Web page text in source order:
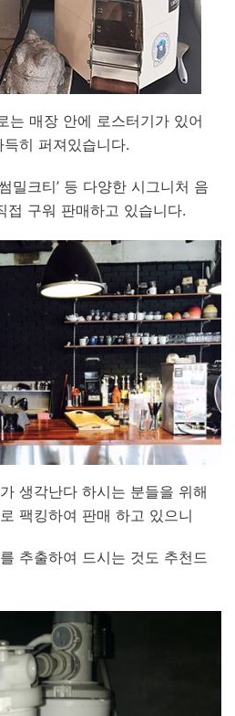
는 매장 안에 로스터기가 있어
히 퍼져있습니다.
썸밀크티’ 등 다양한 시그니처 음
접 구워 판매하고 있습니다.
생각난다 하시는 분들을 위해
팩킹하여 판매 하고 있으니
추출하여 드시는 것도 추천드